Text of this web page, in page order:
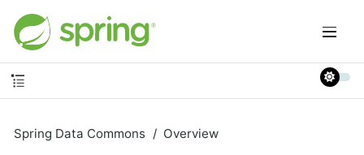
Spring Data Commons Overview